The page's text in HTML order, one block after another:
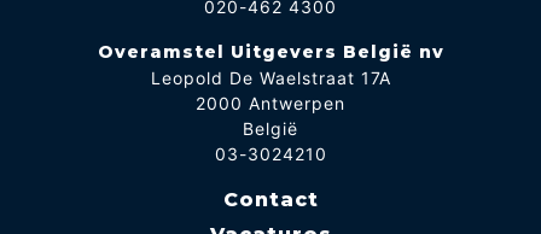
020-462 4300
Overamstel Uitgevers België nv
Leopold De Waelstraat 17A
2000 Antwerpen
België
03-3024210
Contact